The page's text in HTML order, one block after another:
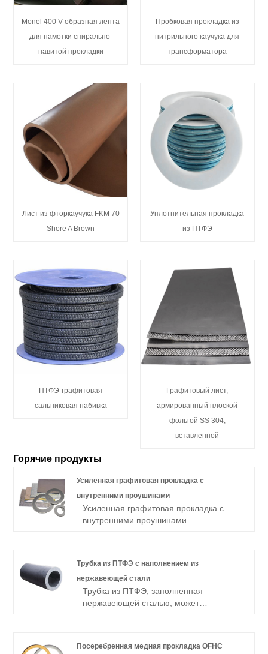
Monel 400 V-образная лента
для намотки спирально-
навитой прокладки
Пробковая прокладка из
нитрильного каучука для
трансформатора
Лист из фторкаучука FKM 70
Shore A Brown
Уплотнительная прокладка
из ПТФЭ
ПТФЭ-графитовая
сальниковая набивка
Графитовый лист,
армированный плоской
фольгой SS 304,
вставленной
Горячие продукты
Усиленная графитовая прокладка с
внутренними проушинами
Усиленная графитовая прокладка с
внутренними проушинами
подходит для технологической среды.
Трубка из ПТФЭ с наполнением из
нержавеющей стали
Трубка из ПТФЭ, заполненная
нержавеющей сталью, может
нержавеющая сталь также доступна в
Посеребренная медная прокладка OFHC